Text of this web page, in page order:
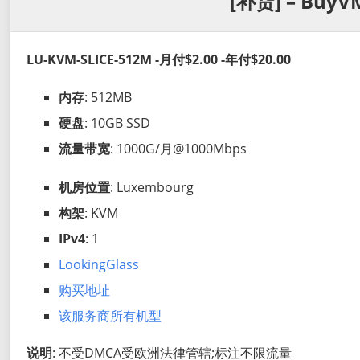
LU-KVM-SLICE-512M -月付$2.00 -年付$20.00
内存: 512MB
硬盘: 10GB SSD
流量带宽: 1000G/月@1000Mbps
机房位置: Luxembourg
构架: KVM
IPv4: 1
LookingGlass
购买地址
该服务商所有机型
说明: 不受DMCA受欧洲法律管辖;标注不限流量